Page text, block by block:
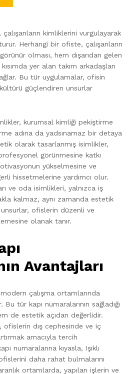
çalışanların kimliklerini vurgulayarak
Herhangi bir ofiste, çalışanların
olması, hem dışarıdan gelen
yer alan takım arkadaşları
Bu tür uygulamalar, ofisin
güçlendiren unsurlar
kurumsal kimliği pekiştirme
adına da yadsınamaz bir detaya
olarak tasarlanmış isimlikler,
görünmesine katkı
yükselmesine ve
hissetmelerine yardımcı olur.
ve oda isimlikleri, yalnızca iş
kalmaz, aynı zamanda estetik
ofislerin düzenli ve
olanak tanır.
Avantajları
modern çalışma ortamlarında
tür kapı numaralarının sağladığı
de estetik açıdan değerlidir.
ofislerin dış cephesinde ve iç
amacıyla tercih
numaralarına kıyasla, Işıklı
daha rahat bulmalarını
ortamlarda, yapılan işlerin ve